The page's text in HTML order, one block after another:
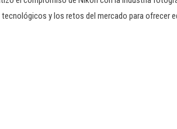
y los retos del mercado para ofrecer